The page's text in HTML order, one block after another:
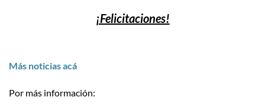
¡Felicitaciones!
Más noticias acá
Por más información: